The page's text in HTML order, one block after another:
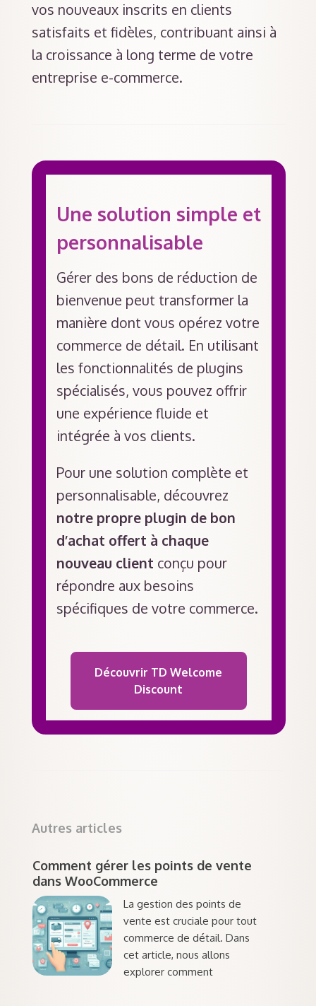
vos nouveaux inscrits en clients
satisfaits et fidèles, contribuant ainsi à
la croissance à long terme de votre
entreprise e-commerce.
Une solution simple et
personnalisable
Gérer des bons de réduction de
bienvenue peut transformer la
manière dont vous opérez votre
commerce de détail. En utilisant
les fonctionnalités de plugins
spécialisés, vous pouvez offrir
une expérience fluide et
intégrée à vos clients.
Pour une solution complète et
personnalisable, découvrez
notre propre plugin de bon
d’achat offert à chaque
nouveau client conçu pour
répondre aux besoins
spécifiques de votre commerce.
Découvrir TD Welcome
Discount
Autres articles
Comment gérer les points de vente
dans WooCommerce
La gestion des points de
vente est cruciale pour tout
commerce de détail. Dans
cet article, nous allons
explorer comment